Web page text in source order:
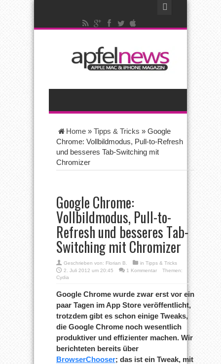
Home » Tipps & Tricks » Google
Chrome: Vollbildmodus, Pull-to-Refresh
und besseres Tab-Switching mit
Chromizer
Google Chrome:
Vollbildmodus, Pull-to-
Refresh und besseres Tab-
Switching mit Chromizer
Geschrieben von: Florian B. in Tipps & Tricks
2. Juli 2012 um 20:45
1 Kommentar
Themen:
Cydia
Google Chrome wurde zwar erst vor ein
paar Tagen im App Store veröffentlicht,
trotzdem gibt es schon einige Tweaks,
die Google Chrome noch wesentlich
produktiver und effizienter machen. Wir
berichteten bereits über
BrowserChooser; das ist ein Tweak, mit